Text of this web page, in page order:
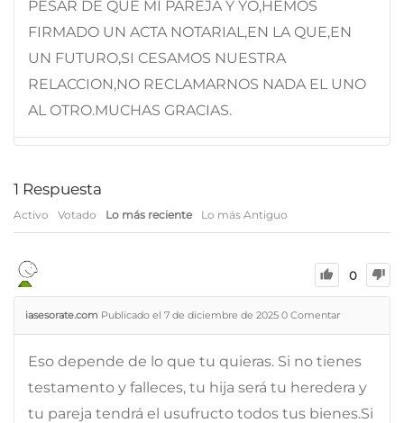
PESAR DE QUE MI PAREJA Y YO,HEMOS
FIRMADO UN ACTA NOTARIAL,EN LA QUE,EN
UN FUTURO,SI CESAMOS NUESTRA
RELACCION,NO RECLAMARNOS NADA EL UNO
AL OTRO.MUCHAS GRACIAS.
1 Respuesta
Activo Votado Lo más reciente Lo más Antiguo
0
iasesorate.com Publicado el 7 de diciembre de 2025 0 Comentar
Eso depende de lo que tu quieras. Si no tienes
testamento y falleces, tu hija será tu heredera y
tu pareja tendrá el usufructo todos tus bienes.Si